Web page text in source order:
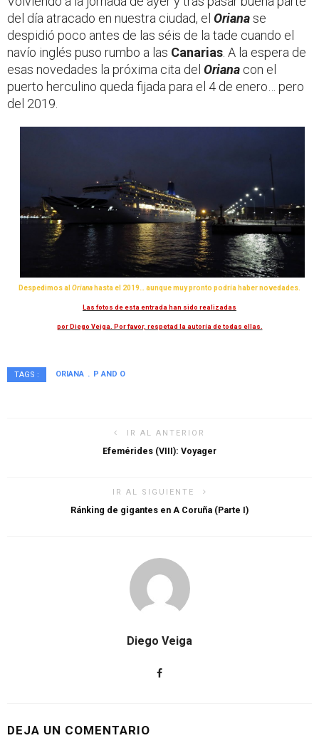
del día atracado en nuestra ciudad, el Orianase
despidió poco antes de las séis de la tade cuando el
navío inglés puso rumbo a las Canarias . A la espera de
esas novedades la próxima cita del Oriana con el
puerto herculino queda fijada para el 4 de enero… pero
del 2019.
Despedimos al Oriana hasta el 2019… aunque muy pronto podría haber novedades.
Las fotos de esta entrada han sido realizadas
por Diego Veiga. Por favor, respetad la autoría de todas ellas.
TAGS : ORIANA P AND O
IR AL ANTERIOR
Efemérides (VIII): Voyager
IR AL SIGUIENTE
Ránking de gigantes en A Coruña (Parte I)
Diego Veiga
DEJA UN COMENTARIO